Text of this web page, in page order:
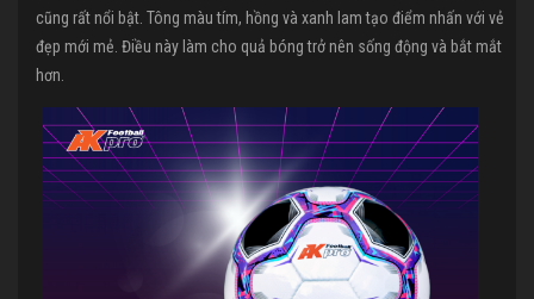
cũng rất nổi bật. Tông màu tím, hồng và xanh lam tạo điểm nhấn với vẻ
đẹp mới mẻ. Điều này làm cho quả bóng trở nên sống động và bắt mắt
hơn.